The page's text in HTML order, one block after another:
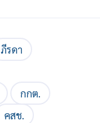
ภีรดา
กกต.
คสช.